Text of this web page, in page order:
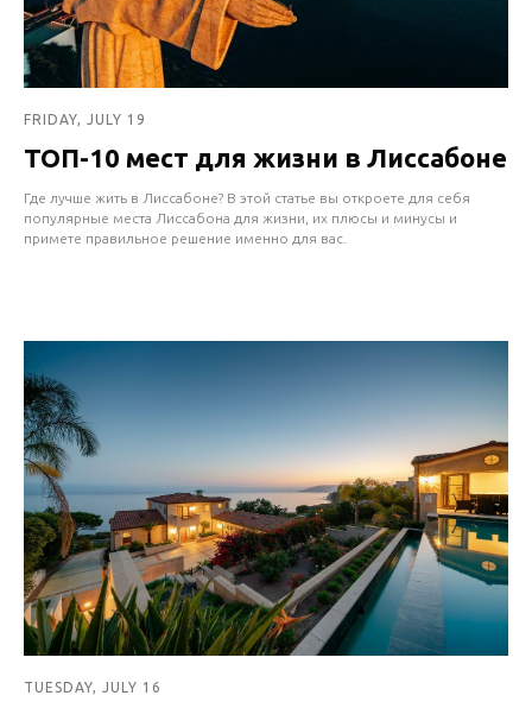
FRIDAY, JULY 19
ТОП-10 мест для жизни в Лиссабоне
Где лучше жить в Лиссабоне? В этой статье вы откроете для себя
популярные места Лиссабона для жизни, их плюсы и минусы и
примете правильное решение именно для вас.
TUESDAY, JULY 16